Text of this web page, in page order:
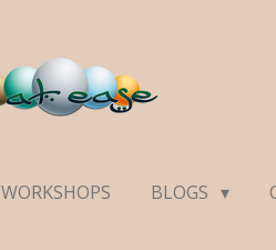
WORKSHOPS BLOGS